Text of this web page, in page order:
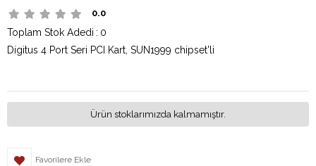
0.0
Toplam Stok Adedi : 0
Digitus 4 Port Seri PCI Kart, SUN1999 chipset'li
Ürün stoklarımızda kalmamıştır.
Favorilere Ekle